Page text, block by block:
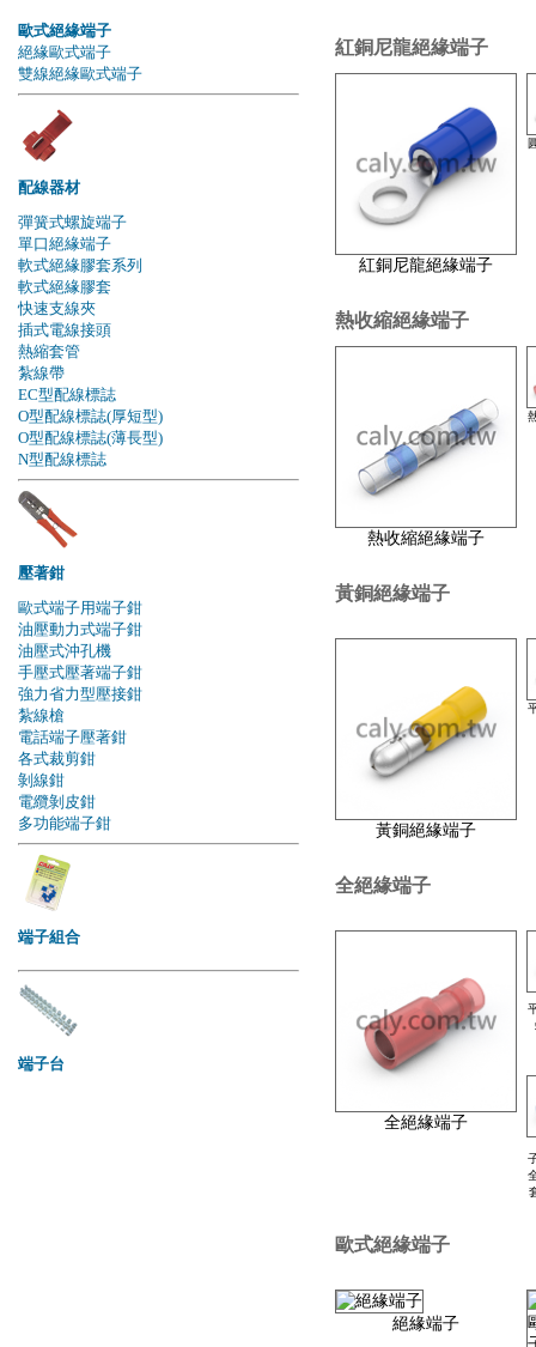
歐式絕緣端子
絕緣歐式端子
雙線絕緣歐式端子
配線器材
彈簧式螺旋端子
單口絕緣端子
軟式絕緣膠套系列
軟式絕緣膠套
快速支線夾
插式電線接頭
熱縮套管
紮線帶
EC型配線標誌
O型配線標誌(厚短型)
O型配線標誌(薄長型)
N型配線標誌
壓著鉗
歐式端子用端子鉗
油壓動力式端子鉗
油壓式沖孔機
手壓式壓著端子鉗
強力省力型壓接鉗
紮線槍
電話端子壓著鉗
各式裁剪鉗
剝線鉗
電纜剝皮鉗
多功能端子鉗
端子組合
端子台
紅銅尼龍絕緣端子
紅銅尼龍絕緣端子
熱收縮絕緣端子
熱收縮絕緣端子
黃銅絕緣端子
黃銅絕緣端子
全絕緣端子
全絕緣端子
歐式絕緣端子
絕緣端子